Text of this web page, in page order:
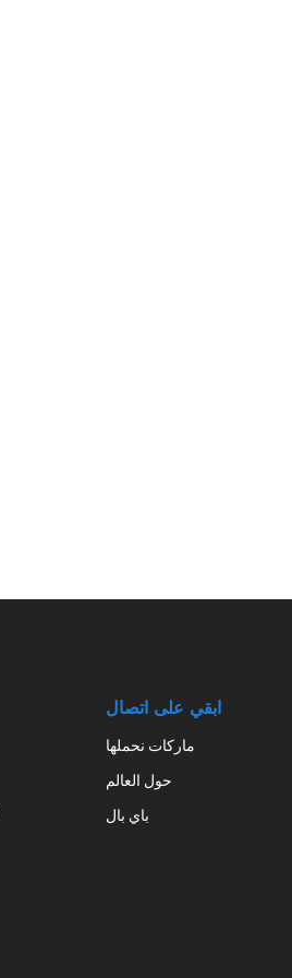
ابقي على اتصال
ماركات نحملها
حول العالم
باي بال